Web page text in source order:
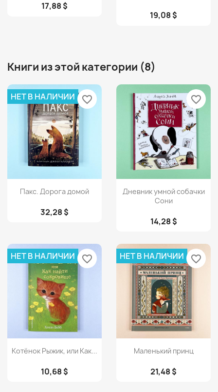
17,88 $
19,08 $
Книги из этой категории (8)
 Просмотр
Пакс. Дорога домой
32,28 $
НЕТ В НАЛИЧИИ favorite_border
Просмотр
Дневник умной собачки
Сони
14,28 $
favorite_border
Просмотр
Котёнок Рыжик, или Как...
10,68 $
НЕТ В НАЛИЧИИ favorite_border
Просмотр
Маленький принц
21,48 $
НЕТ В НАЛИЧИИ favorite_border